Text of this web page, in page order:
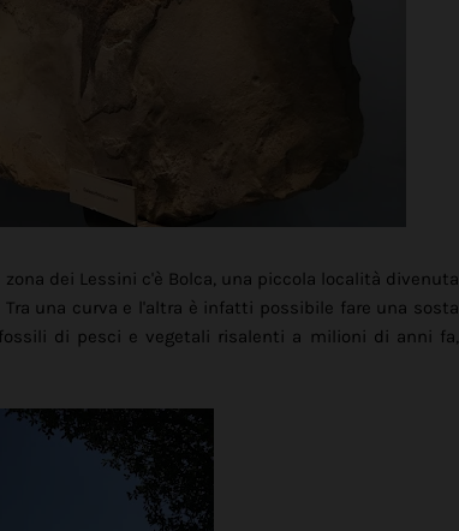
dei Lessini c'è Bolca, una piccola località divenuta
una curva e l'altra è infatti possibile fare una sosta
di pesci e vegetali risalenti a milioni di anni fa,